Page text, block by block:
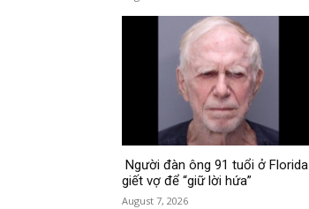
Người đàn ông 91 tuổi ở Florida
giết vợ để “giữ lời hứa”
August 7, 2026